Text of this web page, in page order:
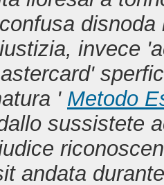
invece
' Metodo
sussistete
andata